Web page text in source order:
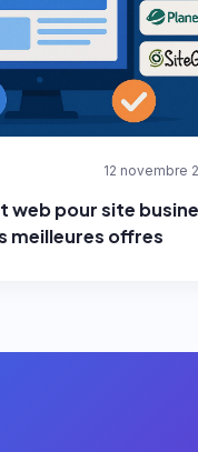
12 novembre
web pour site
meilleures offres